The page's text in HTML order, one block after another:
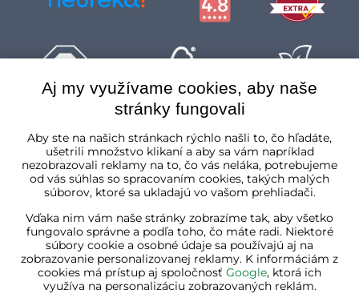
Aj my využívame cookies, aby naše
stránky fungovali
Aby ste na našich stránkach rýchlo našli to, čo hľadáte,
ušetrili množstvo klikaní a aby sa vám napríklad
nezobrazovali reklamy na to, čo vás neláka, potrebujeme
od vás súhlas so spracovaním cookies, takých malých
súborov, ktoré sa ukladajú vo vašom prehliadači.
Vďaka nim vám naše stránky zobrazíme tak, aby všetko
fungovalo správne a podľa toho, čo máte radi. Niektoré
súbory cookie a osobné údaje sa používajú aj na
zobrazovanie personalizovanej reklamy. K informáciám z
cookies má prístup aj spoločnosť Google, ktorá ich
využíva na personalizáciu zobrazovaných reklám.